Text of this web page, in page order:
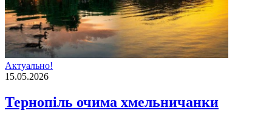
Актуально!
15.05.2026
Тернопіль очима хмельничанки